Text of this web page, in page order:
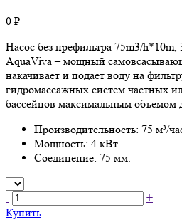
0 ₽
Насос без префильтра 75m3/
AquaViva – мощный
накачивает и подает воду на
гидромассажных систем частных
бассейнов максимальным объемом
Производительность: 75 м³/
Мощность: 4 кВт.
Соединение: 75 мм.
-
+
Купить